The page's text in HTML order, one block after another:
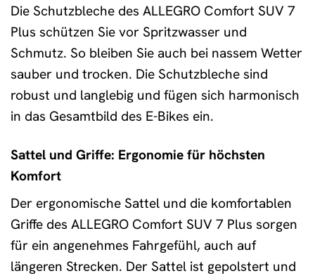
Die Schutzbleche des ALLEGRO Comfort SUV 7
Plus schützen Sie vor Spritzwasser und
Schmutz. So bleiben Sie auch bei nassem Wetter
sauber und trocken. Die Schutzbleche sind
robust und langlebig und fügen sich harmonisch
in das Gesamtbild des E-Bikes ein.
Sattel und Griffe: Ergonomie für höchsten
Komfort
Der ergonomische Sattel und die komfortablen
Griffe des ALLEGRO Comfort SUV 7 Plus sorgen
für ein angenehmes Fahrgefühl, auch auf
längeren Strecken. Der Sattel ist gepolstert und